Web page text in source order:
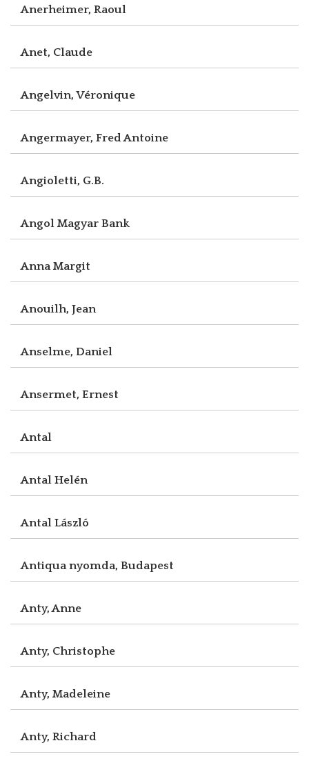
Anerheimer, Raoul
Anet, Claude
Angelvin, Véronique
Angermayer, Fred Antoine
Angioletti, G.B.
Angol Magyar Bank
Anna Margit
Anouilh, Jean
Anselme, Daniel
Ansermet, Ernest
Antal
Antal Helén
Antal László
Antiqua nyomda, Budapest
Anty, Anne
Anty, Christophe
Anty, Madeleine
Anty, Richard